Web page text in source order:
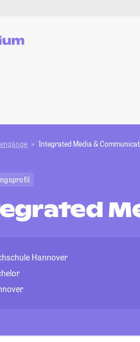
Integrated Media &
Hannover